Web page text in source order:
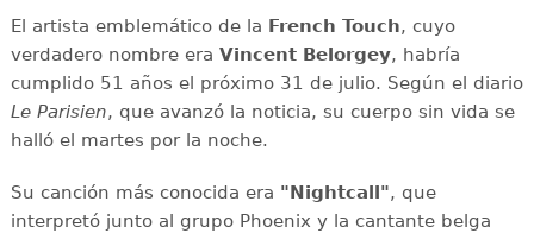
El artista emblemático de la French Touch, cuyo
verdadero nombre era Vincent Belorgey, habría
cumplido 51 años el próximo 31 de julio. Según el diario
Le Parisien, que avanzó la noticia, su cuerpo sin vida se
halló el martes por la noche.
Su canción más conocida era "Nightcall", que
interpretó junto al grupo Phoenix y la cantante belga